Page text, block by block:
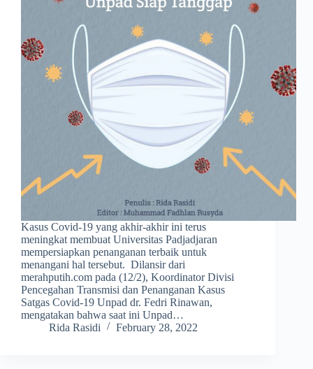
Kasus Covid-19 yang akhir-akhir ini terus
meningkat membuat Universitas Padjadjaran
mempersiapkan penanganan terbaik untuk
menangani hal tersebut. Dilansir dari
merahputih.com pada (12/2), Koordinator Divisi
Pencegahan Transmisi dan Penanganan Kasus
Satgas Covid-19 Unpad dr. Fedri Rinawan,
mengatakan bahwa saat ini Unpad…
Rida Rasidi
February 28, 2022